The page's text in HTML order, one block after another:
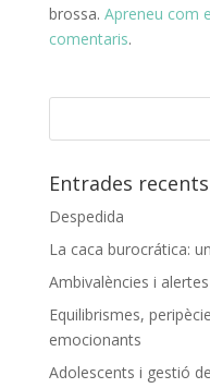
brossa. Apreneu com
comentaris.
Entrades recents
Despedida
La caca burocrática:
Ambivalències i
Equilibrismes,
emocionants
Adolescents i gestió